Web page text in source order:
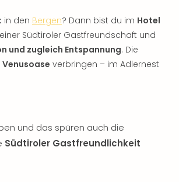
in den Bergen? Dann bist du im Hotel
Südtiroler Gastfreundschaft und
und zugleich Entspannung. Die
verbringen – im Adlernest
und das spüren auch die
Südtiroler Gastfreundlichkeit